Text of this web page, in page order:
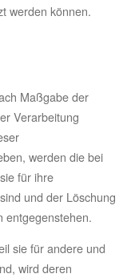
werden können.
Maßgabe der
Verarbeitung
werden die bei
für ihre
und der Löschung
entgegenstehen.
sie für andere und
wird deren